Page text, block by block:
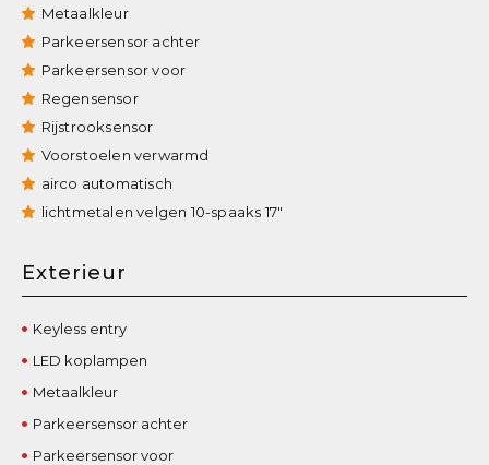
Metaalkleur
Parkeersensor achter
Parkeersensor voor
Regensensor
Rijstrooksensor
Voorstoelen verwarmd
airco automatisch
lichtmetalen velgen 10-spaaks 17"
Exterieur
Keyless entry
LED koplampen
Metaalkleur
Parkeersensor achter
Parkeersensor voor